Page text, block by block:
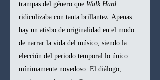
trampas del género que Walk Hard
ridiculizaba con tanta brillantez. Apenas
hay un atisbo de originalidad en el modo
de narrar la vida del músico, siendo la
elección del periodo temporal lo único
mínimamente novedoso. El diálogo,